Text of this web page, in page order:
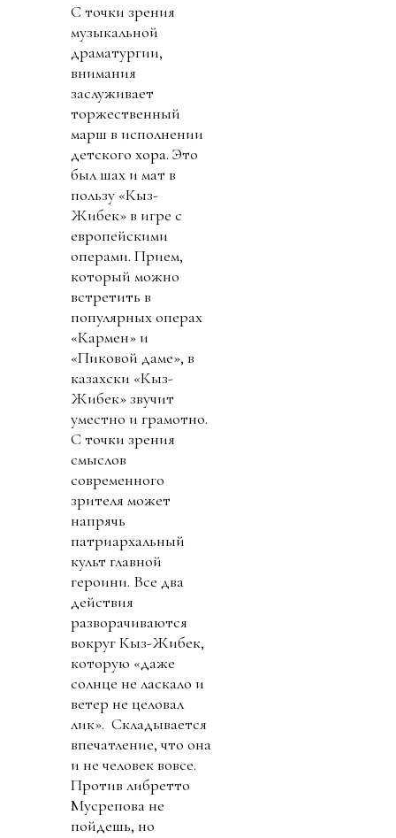
С точки зрения
музыкальной
драматургии,
внимания
заслуживает
торжественный
марш в исполнении
детского хора. Это
был шах и мат в
пользу «Кыз-
Жибек» в игре с
европейскими
операми. Прием,
который можно
встретить в
популярных операх
«Кармен» и
«Пиковой даме», в
казахски «Кыз-
Жибек» звучит
уместно и грамотно.
С точки зрения
смыслов
современного
зрителя может
напрячь
патриархальный
культ главной
героини. Все два
действия
разворачиваются
вокруг Кыз-Жибек,
которую «даже
солнце не ласкало и
ветер не целовал
лик». Складывается
впечатление, что она
и не человек вовсе.
Против либретто
Мусрепова не
пойдешь, но